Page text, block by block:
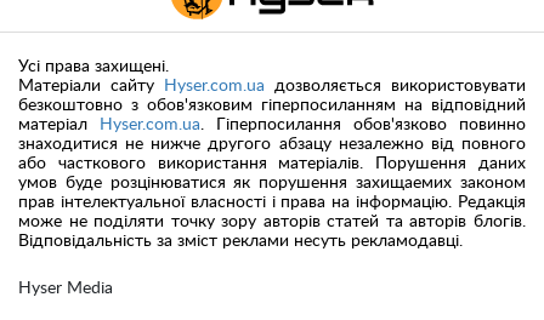
Hyser Media
Усі права захищені.
Матеріали сайту
Hyser.com.ua дозволяється використовувати
безкоштовно з обов'язковим гіперпосиланням на відповідний
матеріал
Hyser.com.ua . Гіперпосилання обов'язково повинно
знаходитися не нижче другого абзацу незалежно від повного
або часткового використання матеріалів. Порушення даних
умов буде розцінюватися як порушення захищаемих законом
прав інтелектуальної власності і права на інформацію. Редакція
може не поділяти точку зору авторів статей та авторів блогів.
Відповідальність за зміст реклами несуть рекламодавці.